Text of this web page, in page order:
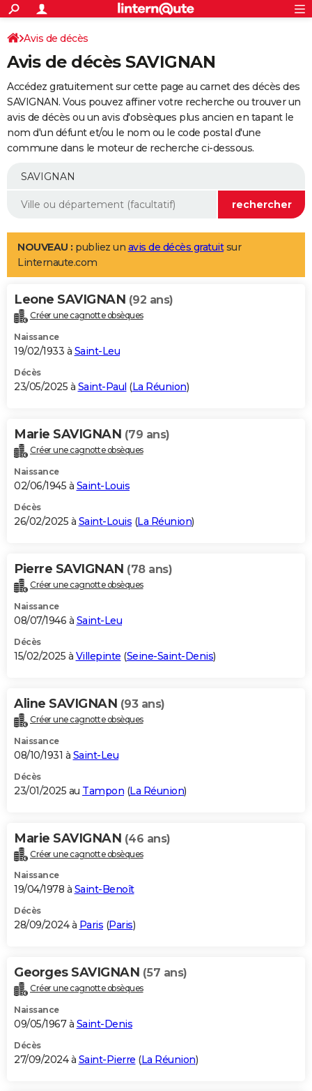
ACTUALITÉS
Politique
Société
Faits Divers
Education
Monde
Villes
+
SPORT
Coupe du monde 2026
Football
Tennis
Cyclisme
Rugby
Forum
Programme TV
TNT
Streaming
Cinéma
Sorties cinéma
Musique
+
FINANCE
Retraite
Epargne
Immobilier
Risques naturels par ville
Banque
Assurance
AUTO
Essais
Réserver un essai
Citadines
Berlines
SUV
Forum auto
+
Mobiles
Meilleur smartphone
Internet
Ordinateurs
Jeux vidéo
Guide high-tech
Aménagement intérieur
LIFESTYLE
Art de vivre
Bien-être
Loisirs
Mode
Modes de vie
Alimentation
Guide de la santé
Maladies
Médicaments
Sommeil
VOYAGE
Destinations
City break
Voyage nature
Voyage de noces
Forum
Climat
+PHOTO
GUIDES D'ACHAT
BONS PLANS
Carte de Noël
Carte Bonne année
Carte Saint-Valentin
Carte Pâques
Carte d'anniversaire
DICTIONNAIRE
Dictionnaire
Biographies
Citations
Expressions
Proverbes
PROGRAMME TV
S'inscrire
Se connecter
Lycées
Collèges
Primaires
Universités
Entreprises
Service militaire
Avis de recherche
AVIS DE DÉCÈS
Bricolage
Lifestyle
Culture
Sport
Auto
Television
Voyage
Cinema
Avis de décès
Avis de décès SAVIGNAN
Accédez gratuitement sur cette page au carnet des décès des
SAVIGNAN. Vous pouvez affiner votre recherche ou trouver un
avis de décès ou un avis d'obsèques plus ancien en tapant le
nom d'un défunt et/ou le nom ou le code postal d'une
commune dans le moteur de recherche ci-dessous.
NOUVEAU : publiez un avis de décès gratuitsur
Linternaute.com
Leone SAVIGNAN (92 ans)
Créer une cagnotte obsèques
Naissance
19/02/1933 à Saint-Leu
Décès
23/05/2025 à Saint-Paul (La Réunion)
Marie SAVIGNAN (79 ans)
Créer une cagnotte obsèques
Naissance
02/06/1945 à Saint-Louis
Décès
26/02/2025 à Saint-Louis (La Réunion)
Pierre SAVIGNAN (78 ans)
Créer une cagnotte obsèques
Naissance
08/07/1946 à Saint-Leu
Décès
15/02/2025 à Villepinte (Seine-Saint-Denis)
Aline SAVIGNAN (93 ans)
Créer une cagnotte obsèques
Naissance
08/10/1931 à Saint-Leu
Décès
23/01/2025 au Tampon (La Réunion)
Marie SAVIGNAN (46 ans)
Créer une cagnotte obsèques
Naissance
19/04/1978 à Saint-Benoît
Décès
28/09/2024 à Paris (Paris)
Georges SAVIGNAN (57 ans)
Créer une cagnotte obsèques
Naissance
09/05/1967 à Saint-Denis
Décès
27/09/2024 à Saint-Pierre (La Réunion)